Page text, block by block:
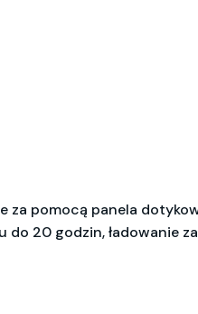
za pomocą panela
20 godzin, ładowanie